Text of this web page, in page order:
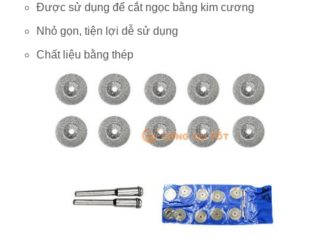
Được sử dụng để cắt ngọc bằng kim cương
Nhỏ gọn, tiện lợi dễ sử dụng
Chất liệu bằng thép